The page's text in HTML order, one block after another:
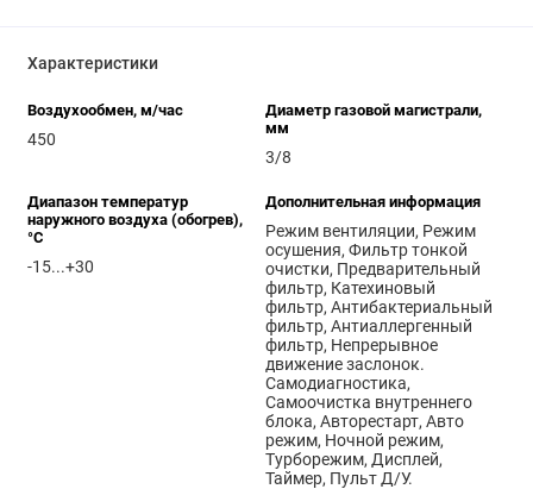
Характеристики
Воздухообмен, м/час
450
Диаметр газовой магистрали,
мм
3/8
Диапазон температур
наружного воздуха (обогрев),
°C
-15...+30
Дополнительная информация
Режим вентиляции, Режим
осушения, Фильтр тонкой
очистки, Предварительный
фильтр, Катехиновый
фильтр, Антибактериальный
фильтр, Антиаллергенный
фильтр, Непрерывное
движение заслонок.
Самодиагностика,
Самоочистка внутреннего
блока, Авторестарт, Авто
режим, Ночной режим,
Турборежим, Дисплей,
Таймер, Пульт Д/У.